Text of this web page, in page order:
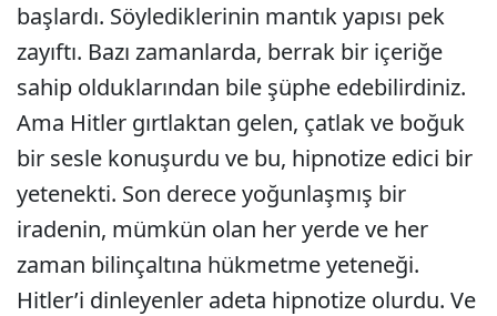
başlardı. Söylediklerinin mantık yapısı pek
zayıftı. Bazı zamanlarda, berrak bir içeriğe
sahip olduklarından bile şüphe edebilirdiniz.
Ama Hitler gırtlaktan gelen, çatlak ve boğuk
bir sesle konuşurdu ve bu, hipnotize edici bir
yetenekti. Son derece yoğunlaşmış bir
iradenin, mümkün olan her yerde ve her
zaman bilinçaltına hükmetme yeteneği.
Hitler’i dinleyenler adeta hipnotize olurdu. Ve